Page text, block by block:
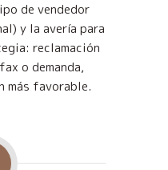
de vendedor
y la avería para
reclamación
o demanda,
más favorable.